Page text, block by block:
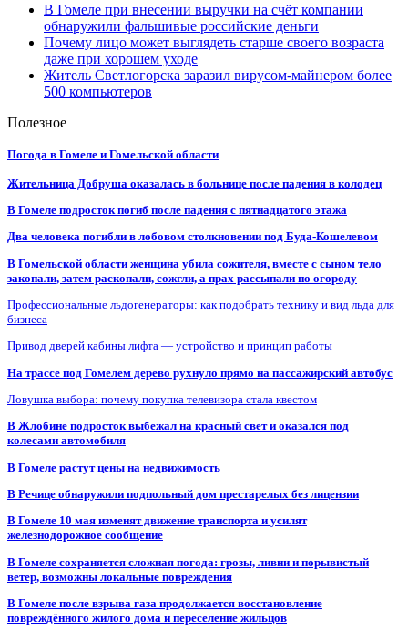
В Гомеле при внесении выручки на счёт компании
обнаружили фальшивые российские деньги
Почему лицо может выглядеть старше своего возраста
даже при хорошем уходе
Житель Светлогорска заразил вирусом-майнером более
500 компьютеров
Полезное
Погода в Гомеле и Гомельской области
Жительница Добруша оказалась в больнице после падения в колодец
В Гомеле подросток погиб после падения с пятнадцатого этажа
Два человека погибли в лобовом столкновении под Буда-Кошелевом
В Гомельской области женщина убила сожителя, вместе с сыном тело
закопали, затем раскопали, сожгли, а прах рассыпали по огороду
Профессиональные льдогенераторы: как подобрать технику и вид льда для
бизнеса
Привод дверей кабины лифта — устройство и принцип работы
На трассе под Гомелем дерево рухнуло прямо на пассажирский автобус
Ловушка выбора: почему покупка телевизора стала квестом
В Жлобине подросток выбежал на красный свет и оказался под
колесами автомобиля
В Гомеле растут цены на недвижимость
В Речице обнаружили подпольный дом престарелых без лицензии
В Гомеле 10 мая изменят движение транспорта и усилят
железнодорожное сообщение
В Гомеле сохраняется сложная погода: грозы, ливни и порывистый
ветер, возможны локальные повреждения
В Гомеле после взрыва газа продолжается восстановление
повреждённого жилого дома и переселение жильцов